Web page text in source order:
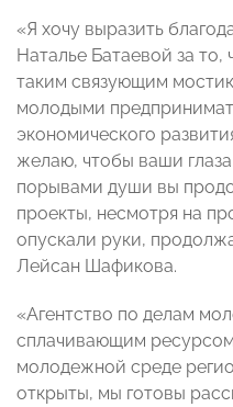
«Я хочу выразить
Наталье Батаевой за то,
таким связующим
молодыми
экономического
желаю, чтобы ваши
порывами души вы
проекты, несмотря на
опускали руки,
Лейсан Шафикова.
«Агентство по делам
сплачивающим
молодежной среде
открыты, мы готовы